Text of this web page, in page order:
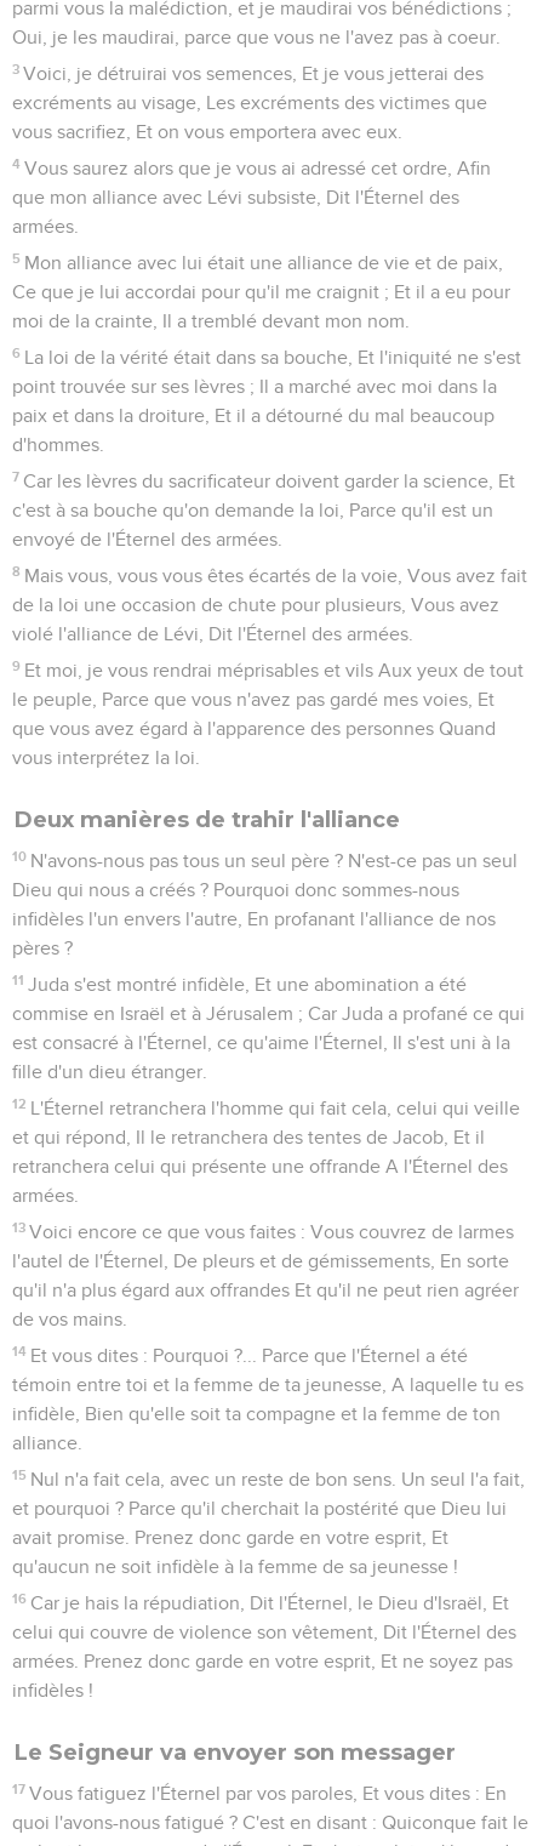
parmi vous la malédiction, et je maudirai vos bénédictions ;
Oui, je les maudirai, parce que vous ne l'avez pas à coeur.
3 Voici, je détruirai vos semences, Et je vous jetterai des
excréments au visage, Les excréments des victimes que
vous sacrifiez, Et on vous emportera avec eux.
4 Vous saurez alors que je vous ai adressé cet ordre, Afin
que mon alliance avec Lévi subsiste, Dit l'Éternel des
armées.
5 Mon alliance avec lui était une alliance de vie et de paix,
Ce que je lui accordai pour qu'il me craignit ; Et il a eu pour
moi de la crainte, Il a tremblé devant mon nom.
6 La loi de la vérité était dans sa bouche, Et l'iniquité ne s'est
point trouvée sur ses lèvres ; Il a marché avec moi dans la
paix et dans la droiture, Et il a détourné du mal beaucoup
d'hommes.
7 Car les lèvres du sacrificateur doivent garder la science, Et
c'est à sa bouche qu'on demande la loi, Parce qu'il est un
envoyé de l'Éternel des armées.
8 Mais vous, vous vous êtes écartés de la voie, Vous avez fait
de la loi une occasion de chute pour plusieurs, Vous avez
violé l'alliance de Lévi, Dit l'Éternel des armées.
9 Et moi, je vous rendrai méprisables et vils Aux yeux de tout
le peuple, Parce que vous n'avez pas gardé mes voies, Et
que vous avez égard à l'apparence des personnes Quand
vous interprétez la loi.
Deux manières de trahir l'alliance
10 N'avons-nous pas tous un seul père ? N'est-ce pas un seul
Dieu qui nous a créés ? Pourquoi donc sommes-nous
infidèles l'un envers l'autre, En profanant l'alliance de nos
pères ?
11 Juda s'est montré infidèle, Et une abomination a été
commise en Israël et à Jérusalem ; Car Juda a profané ce qui
est consacré à l'Éternel, ce qu'aime l'Éternel, Il s'est uni à la
fille d'un dieu étranger.
12 L'Éternel retranchera l'homme qui fait cela, celui qui veille
et qui répond, Il le retranchera des tentes de Jacob, Et il
retranchera celui qui présente une offrande A l'Éternel des
armées.
13 Voici encore ce que vous faites : Vous couvrez de larmes
l'autel de l'Éternel, De pleurs et de gémissements, En sorte
qu'il n'a plus égard aux offrandes Et qu'il ne peut rien agréer
de vos mains.
14 Et vous dites : Pourquoi ?... Parce que l'Éternel a été
témoin entre toi et la femme de ta jeunesse, A laquelle tu es
infidèle, Bien qu'elle soit ta compagne et la femme de ton
alliance.
15 Nul n'a fait cela, avec un reste de bon sens. Un seul l'a fait,
et pourquoi ? Parce qu'il cherchait la postérité que Dieu lui
avait promise. Prenez donc garde en votre esprit, Et
qu'aucun ne soit infidèle à la femme de sa jeunesse !
16 Car je hais la répudiation, Dit l'Éternel, le Dieu d'Israël, Et
celui qui couvre de violence son vêtement, Dit l'Éternel des
armées. Prenez donc garde en votre esprit, Et ne soyez pas
infidèles !
Le Seigneur va envoyer son messager
17 Vous fatiguez l'Éternel par vos paroles, Et vous dites : En
quoi l'avons-nous fatigué ? C'est en disant : Quiconque fait le